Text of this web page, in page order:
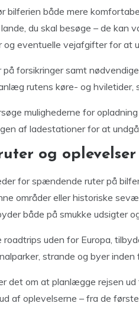
bilferien både mere
du skal besøge – de kan
og eventuelle vejafgifter for at
forsikringer samt
rutens køre- og hviletider,
mulighederne for
af ladestationer for at
og oplevelser
for spændende ruter på
områder eller historiske
både på smukke udsigter
uden for Europa,
strande og byer
det om at planlægge rejsen
af oplevelserne – fra de